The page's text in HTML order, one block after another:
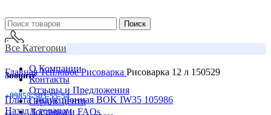
Поиск
Звоните
+99855-503-55-54
Все Категории
О Компании
Контакты
Отзывы и Предложения
Сервис центр
Доставка и FAQs
ГлавнаяТепловоеРисоварка Рисоварка 12 л 150529
Плита индукционная BOK IW35 105986
Назад к товарам